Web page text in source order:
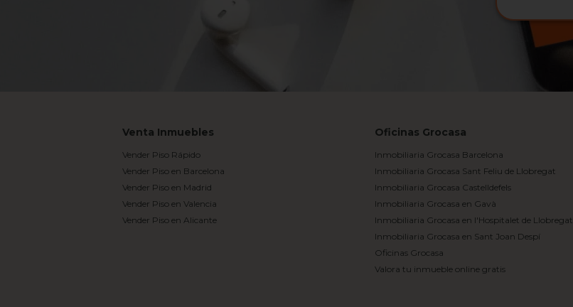
Venta Inmuebles
Vender Piso Rápido
Vender Piso en Barcelona
Vender Piso en Madrid
Vender Piso en Valencia
Vender Piso en Alicante
Oficinas Grocasa
Inmobiliaria Grocasa Barcelona
Inmobiliaria Grocasa Sant Feliu de Llobregat
Inmobiliaria Grocasa Castelldefels
Inmobiliaria Grocasa en Gavà
Inmobiliaria Grocasa en l'Hospitalet de Llobregat
Inmobiliaria Grocasa en Sant Joan Despí
Oficinas Grocasa
Valora tu inmueble online gratis